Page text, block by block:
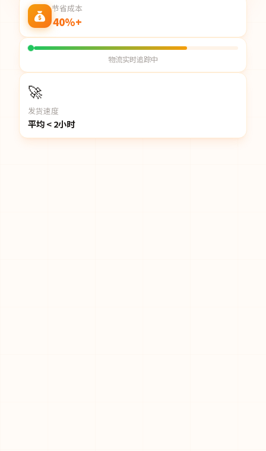
节省成本
40%+
物流实时追踪中
🚀
发货速度
平均 < 2小时